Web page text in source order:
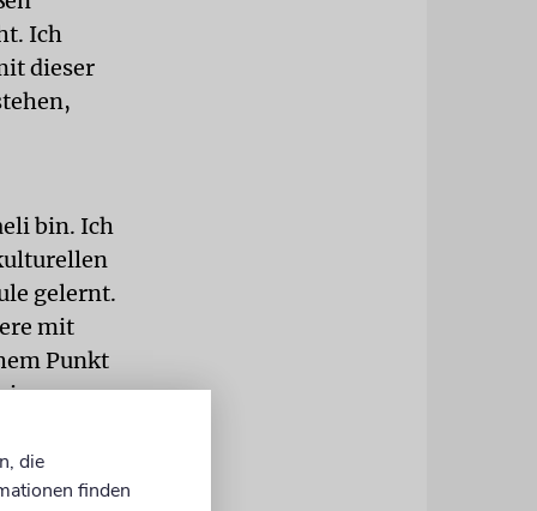
Ich
dieser
bin. Ich
gelernt.
mit
Punkt
alle
die
finden